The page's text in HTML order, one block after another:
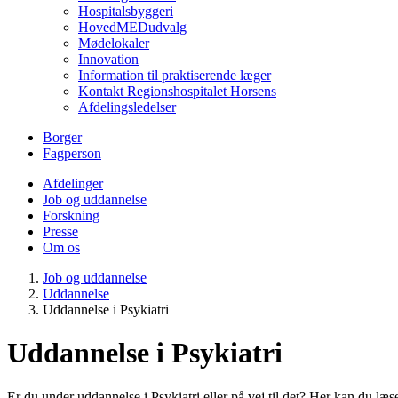
Hospitalsbyggeri
HovedMEDudvalg
Mødelokaler
Innovation
Information til praktiserende læger
Kontakt Regionshospitalet Horsens
Afdelingsledelser
Borger
Fagperson
Afdelinger
Job og uddannelse
Forskning
Presse
Om os
Job og uddannelse
Uddannelse
Uddannelse i Psykiatri
Uddannelse i Psykiatri